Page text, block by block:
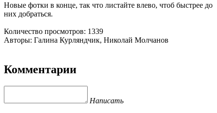
Новые фотки в конце, так что листайте влево, чтоб быстрее до
них добраться.
Количество просмотров: 1339
Авторы: Галина Курляндчик, Николай Молчанов
Комментарии
Написать